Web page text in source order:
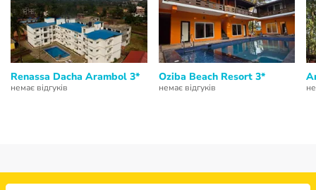
Renassa Dacha Arambol 3*
немає відгуків
Oziba Beach Resort 3*
немає відгуків